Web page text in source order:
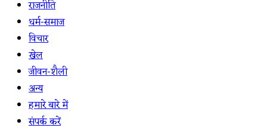
राजनीति
धर्म-समाज
विचार
खेल
जीवन-शैली
अन्य
हमारे बारे में
संपर्क करें